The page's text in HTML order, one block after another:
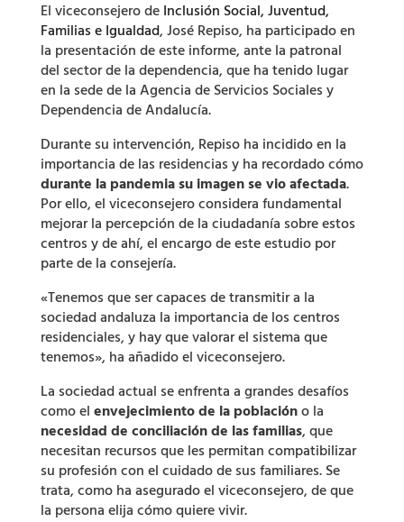
El viceconsejero de Inclusión Social, Juventud,
Familias e Igualdad, José Repiso, ha participado en
la presentación de este informe, ante la patronal
del sector de la dependencia, que ha tenido lugar
en la sede de la Agencia de Servicios Sociales y
Dependencia de Andalucía.
Durante su intervención, Repiso ha incidido en la
importancia de las residencias y ha recordado cómo
durante la pandemia su imagen se vio afectada.
Por ello, el viceconsejero considera fundamental
mejorar la percepción de la ciudadanía sobre estos
centros y de ahí, el encargo de este estudio por
parte de la consejería.
«Tenemos que ser capaces de transmitir a la
sociedad andaluza la importancia de los centros
residenciales, y hay que valorar el sistema que
tenemos», ha añadido el viceconsejero.
La sociedad actual se enfrenta a grandes desafíos
como el envejecimiento de la poblacióno la
necesidad de conciliación de las familias, que
necesitan recursos que les permitan compatibilizar
su profesión con el cuidado de sus familiares. Se
trata, como ha asegurado el viceconsejero, de que
la persona elija cómo quiere vivir.